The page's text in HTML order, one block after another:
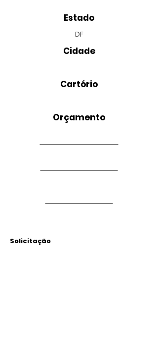
Estado
DF
Cidade
Cartório
Orçamento
Solicitação